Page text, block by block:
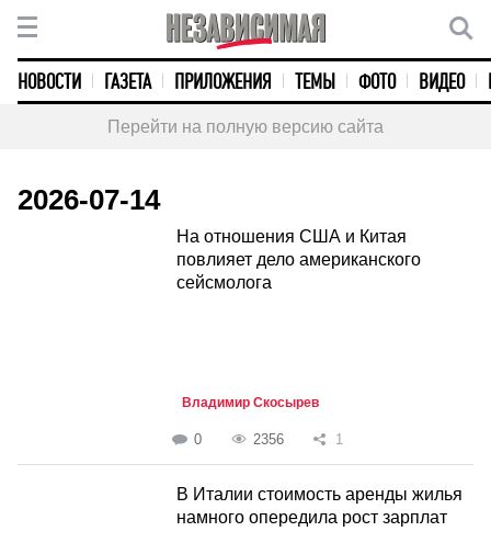
НОВОСТИ ГАЗЕТА ПРИЛОЖЕНИЯ ТЕМЫ ФОТО ВИДЕО
Перейти на полную версию сайта
2026-07-14
На отношения США и Китая
повлияет дело американского
сейсмолога
Владимир Скосырев
0 2356 1
В Италии стоимость аренды жилья
намного опередила рост зарплат